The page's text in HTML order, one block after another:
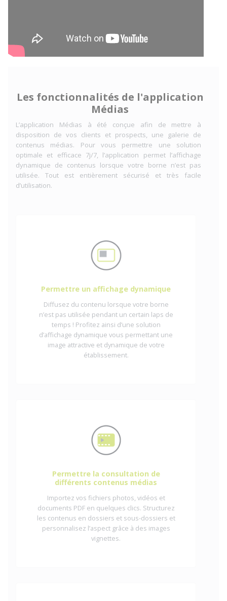
Les fonctionnalités de l'application
Médias
L’application Médias à été conçue afin de mettre à
disposition de vos clients et prospects, une galerie de
contenus médias. Pour vous permettre une solution
optimale et efficace 7j/7, l’application permet l’affichage
dynamique de contenus lorsque votre borne n’est pas
utilisée. Tout est entièrement sécurisé et très facile
d’utilisation.
Permettre un affichage dynamique
Diffusez du contenu lorsque votre borne
n’est pas utilisée pendant un certain laps de
temps ! Profitez ainsi d’une solution
d’affichage dynamique vous permettant une
image attractive et dynamique de votre
établissement.
Permettre la consultation de
différents contenus médias
Importez vos fichiers photos, vidéos et
documents PDF en quelques clics. Structurez
les contenus en dossiers et sous-dossiers et
personnalisez l’aspect grâce à des images
vignettes.